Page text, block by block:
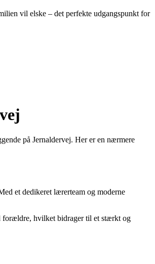
vil elske – det perfekte udgangspunkt for
på Jernaldervej. Her er en nærmere
et dedikeret lærerteam og moderne
forældre, hvilket bidrager til et stærkt og